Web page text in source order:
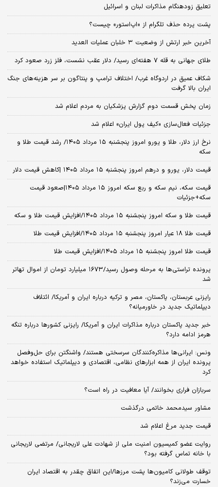
تعلیق زودهنگام مذاکرات لبنان و اسرائیل
پشت پرده حذف تلگرام از «اپ‌استور» چیست؟
آخرین خبر ارتش از وضعیت ۳ خلبان عملیات العدید
طلای جهانی به قله ۷ هفته‌ای رسید/ دلار عقب نشست، فلز زرد صعود کرد
شکاف عمیق در اردوگاه غرب/ اختلاف ترامپ و پنتاگون بر سر هزینه‌های جنگ
ایران بالا گرفت
زمان پخش قسمت دوم گزارش پزشکیان به مردم اعلام شد
جزئیات فعال‌سازی «کیف پول ایران» اعلام شد
نرخ ارز دلار، طلا و یورو امروز پنجشنبه ۱۵ مرداد ۱۴۰۵/ رشد قیمت طلا و
سکه
قیمت دلار، یورو و درهم امروز پنجشنبه ۱۵ مرداد ۱۴۰۵ |کاهش قیمت دلار
قیمت سکه، نیم سکه و ربع سکه امروز ۱۵ مرداد ۱۴۰۵|صعود قیمت
سکه+جزئیات
قیمت طلا و سکه امروز پنجشنبه ۱۵ مرداد ۱۴۰۵/افزایش قیمت طلا و سکه
قیمت طلا ۱۸ عیار امروز پنجشنبه ۱۵ مرداد ۱۴۰۵/افزایش قیمت طلا
قیمت طلا امروز پنجشنبه ۱۵ مرداد ۱۴۰۵/افزایش قیمت طلا
پرونده تراستی‌ها به مرحله وصول رسید/۱۶۷۳ میلیارد تومان از اموال تهاتر
شد
رایزنی عربستان، پاکستان، مصر و ترکیه درباره ایران و آمریکا/ ائتلاف
دیپلماتیک جدید در خاورمیانه؟
خبر جدید پاکستان درباره مذاکرات ایران و آمریکا/ رایزنی کشورها درباره تنگه
هرمز ادامه دارد؟
ونس: ایرانی‌ها مذاکره‌کنندگان سرسختی هستند/ واشنگتن برای حل‌وفصل
پرونده ایران از همه ابزارهای نظامی، اقتصادی و دیپلماتیک استفاده خواهد
کرد
سربازان فراری بخوانند/ آیا معافیت در راه است؟
مشاور سیدمحمد خاتمی درگذشت
قیمت جدید مرغ اعلام شد
روایت عضو کمیسیون امنیت ملی از شهادت علی لاریجانی/ مرتضی لاریجانی
با خانه تماس گرفته بود؟
توقف طولانی کامیون‌ها پشت مرزها/این اتفاق چقدر به اقتصاد ایران
خسارت می‌زند؟